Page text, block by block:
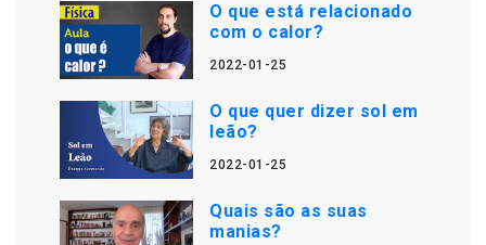
O que está relacionado
com o calor?
2022-01-25
O que quer dizer sol em
leão?
2022-01-25
Quais são as suas
manias?